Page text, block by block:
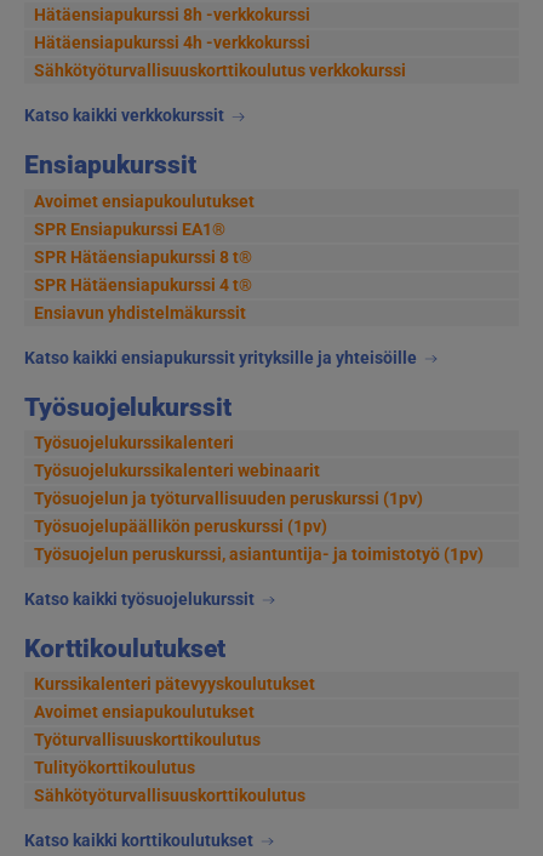
Hätäensiapukurssi 8h -verkkokurssi
Hätäensiapukurssi 4h -verkkokurssi
Sähkötyöturvallisuus­korttikoulutus verkkokurssi
Katso kaikki verkkokurssit
Ensiapukurssit
Avoimet ensiapukoulutukset
SPR Ensiapukurssi EA1®
SPR Hätäensiapukurssi 8 t®
SPR Hätäensiapukurssi 4 t®
Ensiavun yhdistelmäkurssit
Katso kaikki ensiapukurssit yrityksille ja yhteisöille
Työsuojelukurssit
Työsuojelukurssikalenteri
Työsuojelukurssikalenteri webinaarit
Työsuojelun ja työturvallisuuden peruskurssi (1pv)
Työsuojelupäällikön peruskurssi (1pv)
Työsuojelun peruskurssi, asiantuntija- ja toimistotyö (1pv)
Katso kaikki työsuojelukurssit
Korttikoulutukset
Kurssikalenteri pätevyyskoulutukset
Avoimet ensiapukoulutukset
Työturvallisuuskorttikoulutus
Tulityökorttikoulutus
Sähkötyöturvallisuuskorttikoulutus
Katso kaikki korttikoulutukset